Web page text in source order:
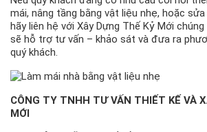
mái, nâng tầng bằng vật liệu nhẹ, hoặc
hãy liên hệ với Xây Dựng Thế Kỷ Mới
sẽ hỗ trợ tư vấn – khảo sát và đưa ra
quý khách.
CÔNG TY TNHH TƯ VẤN THIẾT KẾ VÀ
MỚI